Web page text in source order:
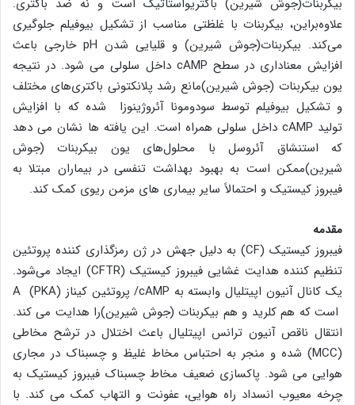
بیکربنات(جوش شیرین) باکتریواستاتیک است و نه ضد باکتری.
علاوه‌براین، بیکربنات با غلظتی مناسب از تشکیل بیوفیلم جلوگیری
می‌کند. بیکربنات(جوش شیرین) و قلیایی شدن pH خارجی باعث
افزایش معناداری در سطح cAMP داخل سلولی می شود. در نتیجه
یون بیکربنات (جوش شیرین)مانع رشد پلانکتونی باکتری‌های مختلف
و تشکیل بیوفیلم توسط سودومونا آئروژینوزا شده که با افزایش
تولید cAMP داخل سلولی همراه است. این یافته ها نشان می دهد
که استنشاق آئروسل با محلول‌های یون بیکربنات (جوش
شیرین)ممکن است به بهبود بهداشت تنفسی در بیماران مبتلا به
فیبروز کیستیک و احتمالاً سایر بیماری های مزمن ریوی کمک کند.
مقدمه
فیبروز کیستیک (CF) به دلیل جهش در ژن رمزگذاری کننده پروتئین
تنظیم کننده هدایت غشایی فیبروز کیستیک (CFTR) ایجاد می‌شود.
یک کانال آنیون اپیتلیال وابسته به cAMP/ پروتئین کیناز A (PKA)
است که هم کلرید و هم بیکربنات (جوش شیرین)را هدایت می کند.
انتقال ناقص آنیون ترانس اپیتلیال باعث اختلال در ترشح مخاطی
(MCC) شده و منجر به احتباس مخاط غلیظ و چسبناک در مجاری
هوایی می شود. پاکسازی ضعیف مخاط چسبناک فیبروز کیستیک به
چرخه معیوب انسداد راه هوایی، عفونت و التهاب کمک می کند. با